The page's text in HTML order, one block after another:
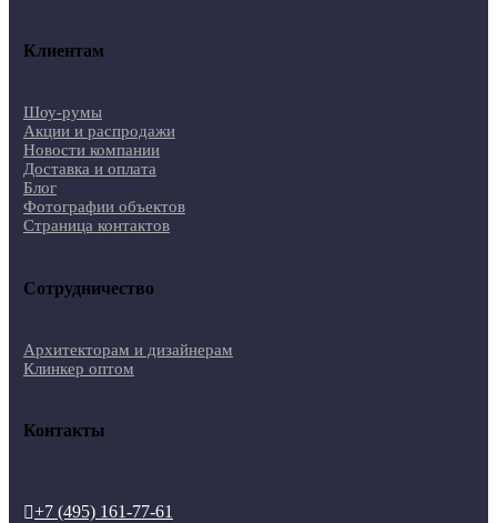
Клиентам
Шоу-румы
Акции и распродажи
Новости компании
Доставка и оплата
Блог
Фотографии объектов
Страница контактов
Сотрудничество
Архитекторам и дизайнерам
Клинкер оптом
Контакты
+7 (495) 161-77-61